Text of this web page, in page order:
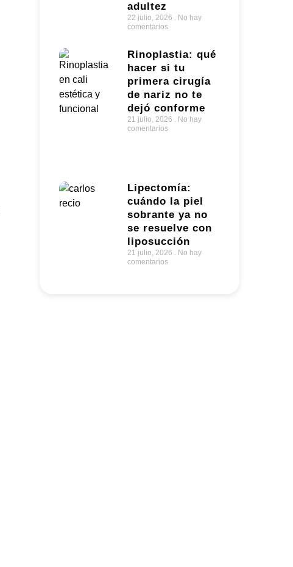
adultez
22 julio, 2026
No hay
comentarios
Rinoplastia: qué
hacer si tu
primera cirugía
de nariz no te
dejó conforme
21 julio, 2026
No hay
comentarios
Lipectomía:
cuándo la piel
sobrante ya no
se resuelve con
liposucción
21 julio, 2026
No hay
comentarios